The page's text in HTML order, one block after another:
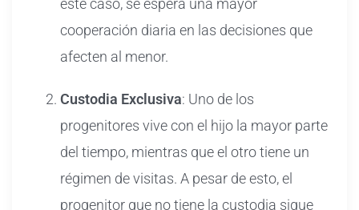
cooperación diaria en las decisiones que
afecten al menor.
Custodia Exclusiva: Uno de los
progenitores vive con el hijo la mayor parte
del tiempo, mientras que el otro tiene un
régimen de visitas. A pesar de esto, el
progenitor que no tiene la custodia sigue